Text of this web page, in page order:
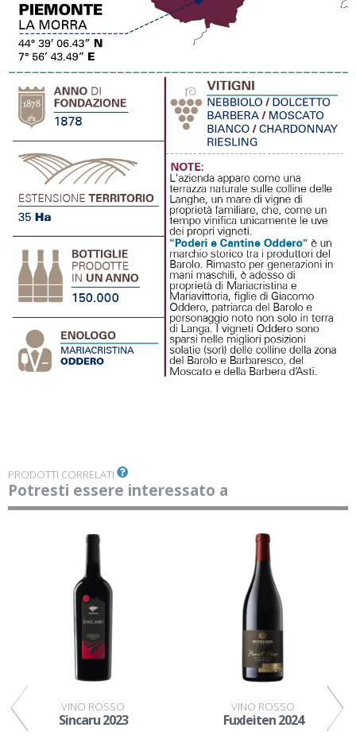
PRODOTTI CORRELATI
Potresti essere interessato a
VINO ROSSO
Sincaru 2023
VINO ROSSO
Fuxleiten 2024